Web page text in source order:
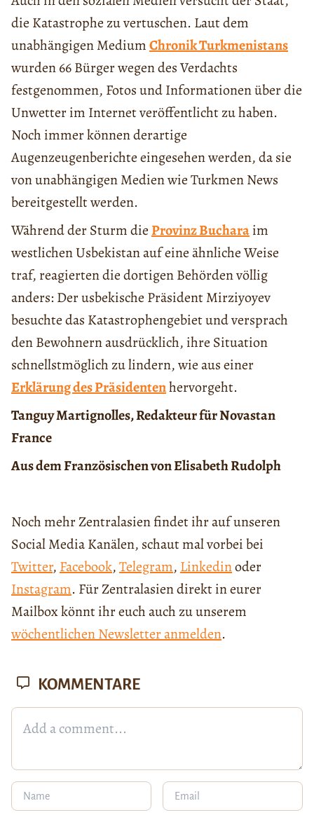
die Katastrophe zu vertuschen. Laut dem
unabhängigen MediumChronik Turkmenistans
wurden 66 Bürger wegen des Verdachts
festgenommen, Fotos und Informationen über die
Unwetter im Internet veröffentlicht zu haben.
Noch immer können derartige
Augenzeugenberichte eingesehen werden, da sie
von unabhängigen Medien wie Turkmen News
bereitgestellt werden.
Während der Sturm die Provinz Bucharaim
westlichen Usbekistan auf eine ähnliche Weise
traf, reagierten die dortigen Behörden völlig
anders: Der usbekische Präsident Mirziyoyev
besuchte das Katastrophengebiet und versprach
den Bewohnern ausdrücklich, ihre Situation
schnellstmöglich zu lindern, wie aus einer
Erklärung des Präsidentenhervorgeht.
Tanguy Martignolles,Redakteur für Novastan
France
Aus dem Französischen von Elisabeth Rudolph
Noch mehr Zentralasien findet ihr auf unseren
Social Media Kanälen, schaut mal vorbei bei
Twitter, Facebook,Telegram, Linkedinoder
Instagram. Für Zentralasien direkt in eurer
Mailbox könnt ihr euch auch zu unserem
wöchentlichen Newsletter anmelden.
KOMMENTARE